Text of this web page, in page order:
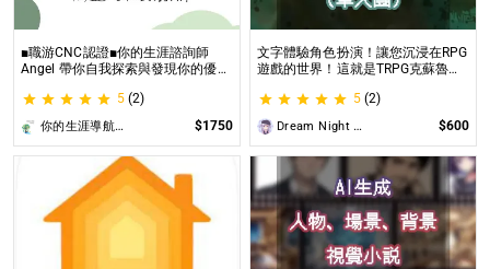
■職游CNC認證■你的生涯諮詢師
Angel 帶你自我探索與發現你的優勢
生涯諮詢師 Angel 為你服務😊
5 (2)
你的生涯導航諮詢師Angel $1750
文字體驗角色扮演！讓您沉浸在RPG
遊戲的世界！這就是TRPG克蘇魯的
驗桌上型角色扮演遊戲（TRPG）的
玩家所開設的體驗項目。
5 (2)
Dream Night Butterfly $600